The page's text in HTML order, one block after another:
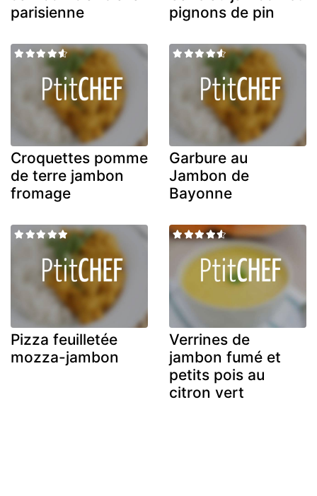
parisienne
pignons de pin
Croquettes pomme
de terre jambon
fromage
Garbure au
Jambon de
Bayonne
Pizza feuilletée
mozza-jambon
Verrines de
jambon fumé et
petits pois au
citron vert